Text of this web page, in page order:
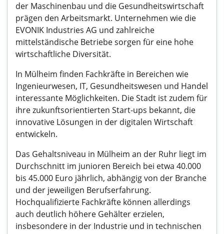
der Maschinenbau und die Gesundheitswirtschaft
prägen den Arbeitsmarkt. Unternehmen wie die
EVONIK Industries AG und zahlreiche
mittelständische Betriebe sorgen für eine hohe
wirtschaftliche Diversität.
In Mülheim finden Fachkräfte in Bereichen wie
Ingenieurwesen, IT, Gesundheitswesen und Handel
interessante Möglichkeiten. Die Stadt ist zudem für
ihre zukunftsorientierten Start-ups bekannt, die
innovative Lösungen in der digitalen Wirtschaft
entwickeln.
Das Gehaltsniveau in Mülheim an der Ruhr liegt im
Durchschnitt im junioren Bereich bei etwa 40.000
bis 45.000 Euro jährlich, abhängig von der Branche
und der jeweiligen Berufserfahrung.
Hochqualifizierte Fachkräfte können allerdings
auch deutlich höhere Gehälter erzielen,
insbesondere in der Industrie und in technischen